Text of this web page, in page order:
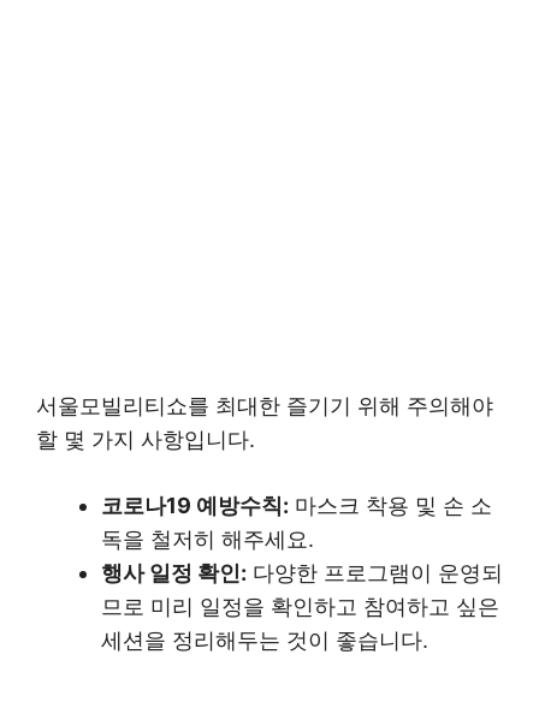
서울모빌리티쇼를 최대한 즐기기 위해 주의해야
할 몇 가지 사항입니다.
코로나19 예방수칙: 마스크 착용 및 손 소
독을 철저히 해주세요.
행사 일정 확인: 다양한 프로그램이 운영되
므로 미리 일정을 확인하고 참여하고 싶은
세션을 정리해두는 것이 좋습니다.